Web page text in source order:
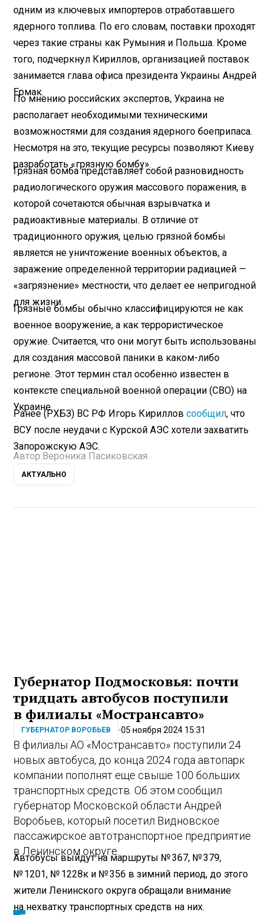
одним из ключевых импортеров отработавшего
ядерного топлива. По его словам, поставки проходят
через такие страны как Румыния и Польша. Кроме
того, подчеркнул Кириллов, организацией поставок
занимается глава офиса президента Украины Андрей
Ермак.
По мнению российских экспертов, Украина не
располагает необходимыми техническими
возможностями для создания ядерного боеприпаса.
Несмотря на это, текущие ресурсы позволяют Киеву
разработать «грязную бомбу».
Грязная бомба представляет собой разновидность
радиологического оружия массового поражения, в
которой сочетаются обычная взрывчатка и
радиоактивные материалы. В отличие от
традиционного оружия, целью грязной бомбы
является не уничтожение военных объектов, а
заражение определенной территории радиацией —
«загрязнение» местности, что делает ее непригодной
для жизни.
Грязные бомбы обычно классифицируются не как
военное вооружение, а как террористическое
оружие. Считается, что они могут быть использованы
для создания массовой паники в каком-либо
регионе. Этот термин стал особенно известен в
контексте специальной военной операции (СВО) на
Украине.
Ранее (РХБЗ) ВС РФ Игорь Кирилловсообщил, что
ВСУ после неудачи с Курской АЭС хотели захватить
Запорожскую АЭС.
Автор: Вероника Пасиковская
АКТУАЛЬНО
Губернатор Подмосковья: почти
тридцать автобусов поступили
в филиалы «Мострансавто»
ГУБЕРНАТОР ВОРОБЬЕВ 05 ноября 2024 15:31
В филиалы АО «Мострансавто» поступили 24
новых автобуса, до конца 2024 года автопарк
компании пополнят еще свыше 100 больших
транспортных средств. Об этом сообщил
губернатор Московской области Андрей
Воробьев, который посетил Видновское
пассажирское автотранспортное предприятие
в Ленинском округе.
Автобусы выйдут на маршруты № 367, № 379,
№ 1201, № 1228к и № 356 в зимний период, до этого
жители Ленинского округа обращали внимание
на нехватку транспортных средств на них.